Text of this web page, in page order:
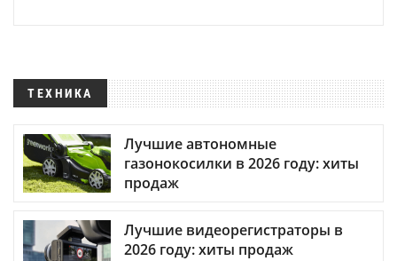
ТЕХНИКА
Лучшие автономные
газонокосилки в 2026 году: хиты
продаж
Лучшие видеорегистраторы в
2026 году: хиты продаж